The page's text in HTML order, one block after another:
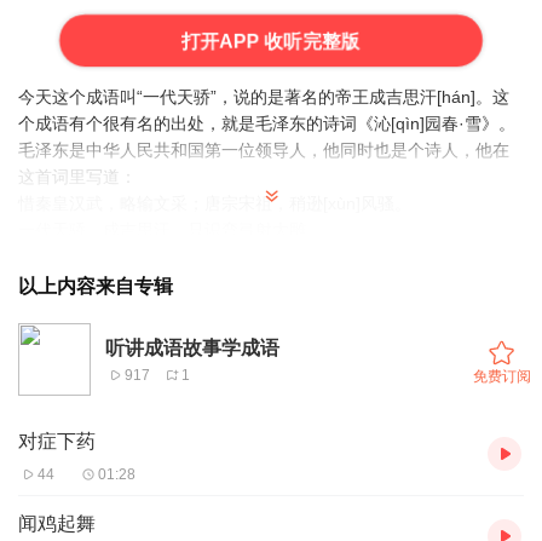
打开APP 收听完整版
今天这个成语叫“一代天骄”，说的是著名的帝王成吉思汗[hán]。这
个成语有个很有名的出处，就是毛泽东的诗词《沁[qìn]园春·雪》。
毛泽东是中华人民共和国第一位领导人，他同时也是个诗人，他在
这首词里写道：
惜秦皇汉武，略输文采；唐宗宋祖，稍逊[xùn]风骚。
一个词，叫天之骄子，也是同样的意思。
以上内容来自专辑
听讲成语故事学成语
917 1 免费订阅
对症下药
44 01:28
闻鸡起舞